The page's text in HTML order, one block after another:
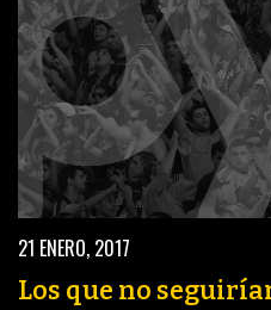
21 ENERO, 2017
Los que no